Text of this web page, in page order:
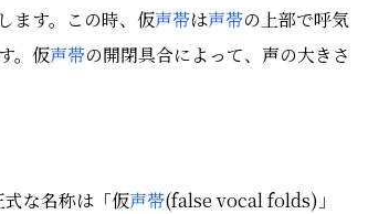
ます。この時、仮声帯は声帯の上部で呼気
。仮声帯の開閉具合によって、声の大きさ
な名称は「仮声帯(false vocal folds)」